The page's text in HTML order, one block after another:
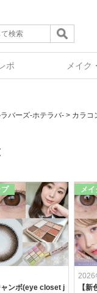
ポ メイク
バーズ-ホテラバ- > カラコ
プ
ンボ(eye closet j
メ
2026
【